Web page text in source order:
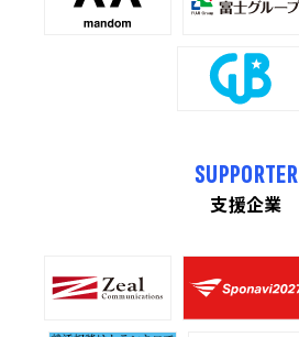
SUPPORTER
支援企業